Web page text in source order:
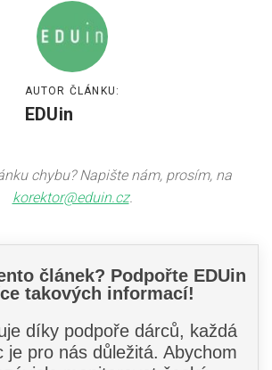
AUTOR ČLÁNKU:
EDUin
chybu? Napište nám, prosím, na
korektor@eduin.cz.